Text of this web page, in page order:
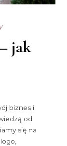
jak
biznes i
od
się na